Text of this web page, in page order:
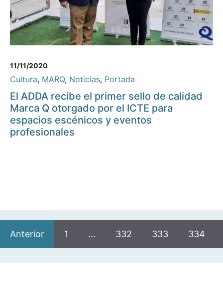
11/11/2020
Cultura, MARQ, Noticias, Portada
El ADDA recibe el primer sello de calidad
Marca Q otorgado por el ICTE para
espacios escénicos y eventos
profesionales
Anterior 1 … 332 333 334